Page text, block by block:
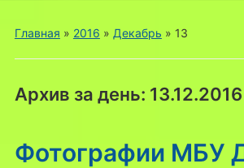
Главная » 2016 » Декабрь » 13
Архив за день: 13.12.2016
Фотографии МБУ